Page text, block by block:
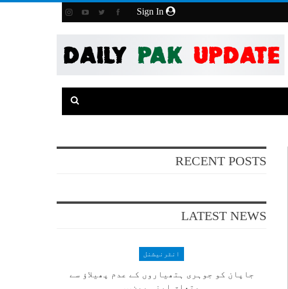
RECENT POSTS
LATEST NEWS
انٹرنیشنل
جاپان کو جوہری ہتھیاروں کے عدم پھیلاؤ سے
متعلق اپنی بین…